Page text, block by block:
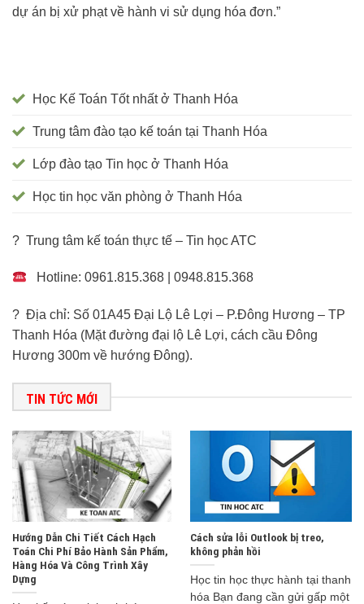
dự án bị xử phạt về hành vi sử dụng hóa đơn.”
Học Kế Toán Tốt nhất ở Thanh Hóa
Trung tâm đào tạo kế toán tại Thanh Hóa
Lớp đào tạo Tin học ở Thanh Hóa
Học tin học văn phòng ở Thanh Hóa
? Trung tâm kế toán thực tế – Tin học ATC
Hotline: 0961.815.368 | 0948.815.368
? Địa chỉ: Số 01A45 Đại Lộ Lê Lợi – P.Đông Hương – TP
Thanh Hóa (Mặt đường đại lộ Lê Lợi, cách cầu Đông
Hương 300m về hướng Đông).
TIN TỨC MỚI
Hướng Dẫn Chi Tiết Cách Hạch
Toán Chi Phí Bảo Hành Sản Phẩm,
Hàng Hóa Và Công Trình Xây
Dựng
Cách sửa lỗi Outlook bị treo,
không phản hồi
Học tin học thực hành tại thanh
hóa Bạn đang cần gửi gấp một